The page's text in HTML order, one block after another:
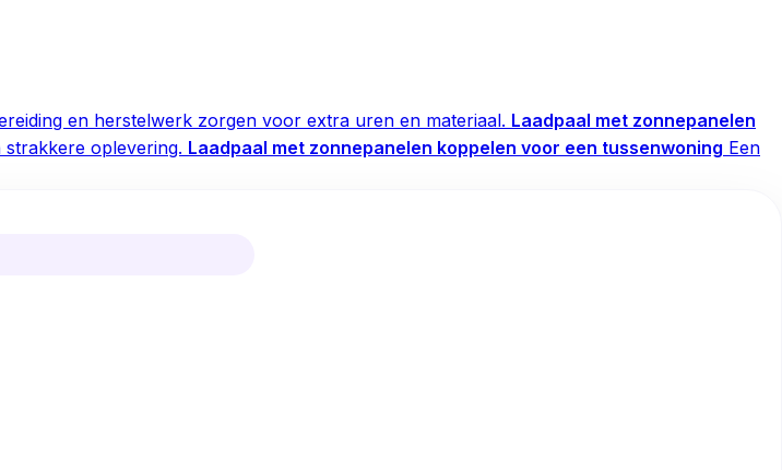
en herstelwerk zorgen voor extra uren en materiaal. Laadpaal met zonnepanelen
strakkere oplevering. Laadpaal met zonnepanelen koppelen voor een tussenwoning Een